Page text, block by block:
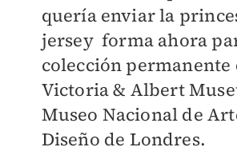
quería enviar la
jersey forma ahora
colección permanente
Victoria & Albert
Museo Nacional de
Diseño de Londres.